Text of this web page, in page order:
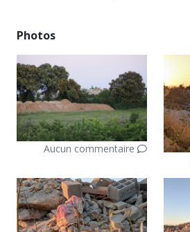
Photos
Aucun commentaire